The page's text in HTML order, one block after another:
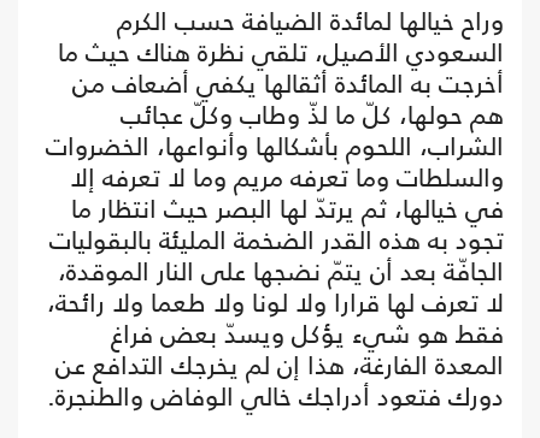
وراح خيالها لمائدة الضيافة حسب الكرم
السعودي الأصيل، تلقي نظرة هناك حيث ما
أخرجت به المائدة أثقالها يكفي أضعاف من
هم حولها، كلّ ما لذّ وطاب وكلّ عجائب
الشراب، اللحوم بأشكالها وأنواعها، الخضروات
والسلطات وما تعرفه مريم وما لا تعرفه إلا
في خيالها، ثم يرتدّ لها البصر حيث انتظار ما
تجود به هذه القدر الضخمة المليئة بالبقوليات
الجافّة بعد أن يتمّ نضجها على النار الموقدة،
لا تعرف لها قرارا ولا لونا ولا طعما ولا رائحة،
فقط هو شيء يؤكل ويسدّ بعض فراغ
المعدة الفارغة، هذا إن لم يخرجك التدافع عن
دورك فتعود أدراجك خالي الوفاض والطنجرة.